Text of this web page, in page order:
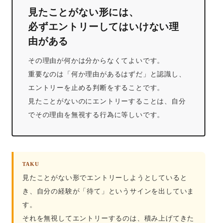
見たことがない形には、
必ずエントリーしてはいけない理
由がある
その理由が何かは分からなくてよいです。
重要なのは「何か理由があるはずだ」と認識し、
エントリーを止める判断をすることです。
見たことがないのにエントリーすることは、自分
でその理由を無視する行為に等しいです。
TAKU
見たことがない形でエントリーしようとしていると
き、自分の経験が「待て」というサインを出していま
す。
それを無視してエントリーするのは、積み上げてきた